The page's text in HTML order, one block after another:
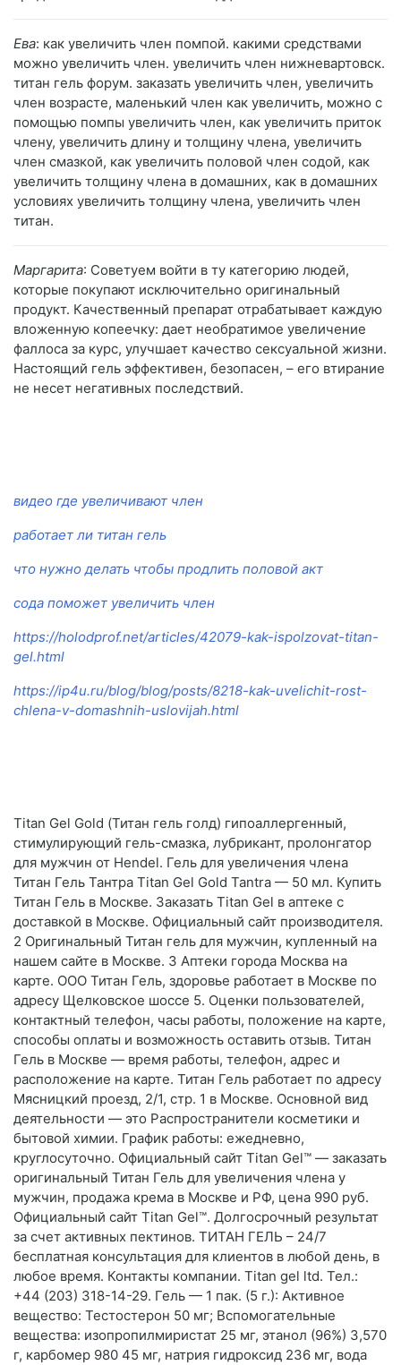
Ева: как увеличить член помпой. какими средствами
можно увеличить член. увеличить член нижневартовск.
титан гель форум. заказать увеличить член, увеличить
член возрасте, маленький член как увеличить, можно с
помощью помпы увеличить член, как увеличить приток
члену, увеличить длину и толщину члена, увеличить
член смазкой, как увеличить половой член содой, как
увеличить толщину члена в домашних, как в домашних
условиях увеличить толщину члена, увеличить член
титан.
Маргарита: Советуем войти в ту категорию людей,
которые покупают исключительно оригинальный
продукт. Качественный препарат отрабатывает каждую
вложенную копеечку: дает необратимое увеличение
фаллоса за курс, улучшает качество сексуальной жизни.
Настоящий гель эффективен, безопасен, – его втирание
не несет негативных последствий.
видео где увеличивают член
работает ли титан гель
что нужно делать чтобы продлить половой акт
сода поможет увеличить член
https://holodprof.net/articles/42079-kak-ispolzovat-titan-
gel.html
https://ip4u.ru/blog/blog/posts/8218-kak-uvelichit-rost-
chlena-v-domashnih-uslovijah.html
Titan Gel Gold (Титан гель голд) гипоаллергенный,
стимулирующий гель-смазка, лубрикант, пролонгатор
для мужчин от Hendel. Гель для увеличения члена
Титан Гель Тантра Titan Gel Gold Tantra — 50 мл. Купить
Титан Гель в Москве. Заказать Titan Gel в аптеке с
доставкой в Москве. Официальный сайт производителя.
2 Оригинальный Титан гель для мужчин, купленный на
нашем сайте в Москве. 3 Аптеки города Москва на
карте. ООО Титан Гель, здоровье работает в Москве по
адресу Щелковское шоссе 5. Оценки пользователей,
контактный телефон, часы работы, положение на карте,
способы оплаты и возможность оставить отзыв. Титан
Гель в Москве — время работы, телефон, адрес и
расположение на карте. Титан Гель работает по адресу
Мясницкий проезд, 2/1, стр. 1 в Москве. Основной вид
деятельности — это Распространители косметики и
бытовой химии. График работы: ежедневно,
круглосуточно. Официальный сайт Titan Gel™ — заказать
оригинальный Титан Гель для увеличения члена у
мужчин, продажа крема в Москве и РФ, цена 990 руб.
Официальный сайт Titan Gel™. Долгосрочный результат
за счет активных пектинов. ТИТАН ГЕЛЬ – 24/7
бесплатная консультация для клиентов в любой день, в
любое время. Контакты компании. Titan gel ltd. Тел.:
+44 (203) 318-14-29. Гель — 1 пак. (5 г.): Активное
вещество: Тестостерон 50 мг; Вспомогательные
вещества: изопропилмиристат 25 мг, этанол (96%) 3,570
г, карбомер 980 45 мг, натрия гидроксид 236 мг, вода